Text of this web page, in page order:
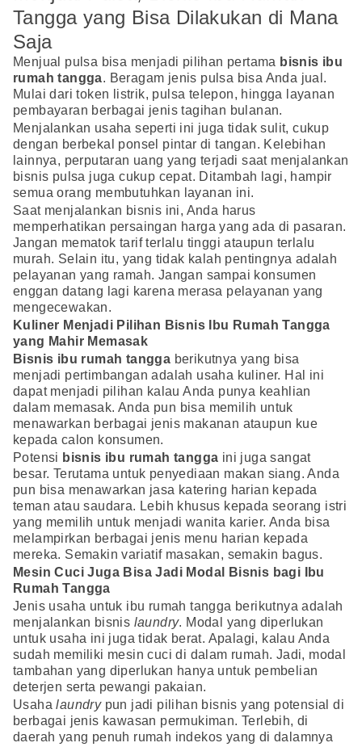
Tangga yang Bisa Dilakukan di Mana
Saja
Menjual pulsa bisa menjadi pilihan pertama bisnis ibu
rumah tangga. Beragam jenis pulsa bisa Anda jual.
Mulai dari token listrik, pulsa telepon, hingga layanan
pembayaran berbagai jenis tagihan bulanan.
Menjalankan usaha seperti ini juga tidak sulit, cukup
dengan berbekal ponsel pintar di tangan. Kelebihan
lainnya, perputaran uang yang terjadi saat menjalankan
bisnis pulsa juga cukup cepat. Ditambah lagi, hampir
semua orang membutuhkan layanan ini.
Saat menjalankan bisnis ini, Anda harus
memperhatikan persaingan harga yang ada di pasaran.
Jangan mematok tarif terlalu tinggi ataupun terlalu
murah. Selain itu, yang tidak kalah pentingnya adalah
pelayanan yang ramah. Jangan sampai konsumen
enggan datang lagi karena merasa pelayanan yang
mengecewakan.
Kuliner Menjadi Pilihan Bisnis Ibu Rumah Tangga
yang Mahir Memasak
Bisnis ibu rumah tangga berikutnya yang bisa
menjadi pertimbangan adalah usaha kuliner. Hal ini
dapat menjadi pilihan kalau Anda punya keahlian
dalam memasak. Anda pun bisa memilih untuk
menawarkan berbagai jenis makanan ataupun kue
kepada calon konsumen.
Potensi bisnis ibu rumah tangga ini juga sangat
besar. Terutama untuk penyediaan makan siang. Anda
pun bisa menawarkan jasa katering harian kepada
teman atau saudara. Lebih khusus kepada seorang istri
yang memilih untuk menjadi wanita karier. Anda bisa
melampirkan berbagai jenis menu harian kepada
mereka. Semakin variatif masakan, semakin bagus.
Mesin Cuci Juga Bisa Jadi Modal Bisnis bagi Ibu
Rumah Tangga
Jenis usaha untuk ibu rumah tangga berikutnya adalah
menjalankan bisnis laundry. Modal yang diperlukan
untuk usaha ini juga tidak berat. Apalagi, kalau Anda
sudah memiliki mesin cuci di dalam rumah. Jadi, modal
tambahan yang diperlukan hanya untuk pembelian
deterjen serta pewangi pakaian.
Usahalaundrypun jadi pilihan bisnis yang potensial di
berbagai jenis kawasan permukiman. Terlebih, di
daerah yang penuh rumah indekos yang di dalamnya